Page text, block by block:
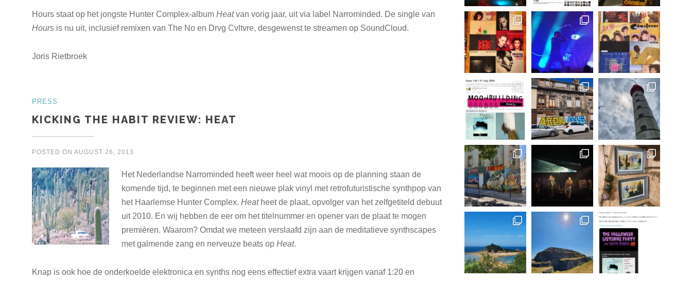
Hours staat op het jongste Hunter Complex-album Heatvan vorig jaar, uit via label Narrominded. De single van
Hours is nu uit, inclusief remixen van The No en Drvg Cvltvre, desgewenst te streamen op SoundCloud.
Joris Rietbroek
PRESS
KICKING THE HABIT REVIEW: HEAT
POSTED ON AUGUST 26, 2013
Het Nederlandse Narrominded heeft weer heel wat moois op de planning staan de
komende tijd, te beginnen met een nieuwe plak vinyl met retrofuturistische synthpop van
het Haarlemse Hunter Complex. Heatheet de plaat, opvolger van het zelfgetiteld debuut
uit 2010. En wij hebben de eer om het titelnummer en opener van de plaat te mogen
premièren. Waarom? Omdat we meteen verslaafd zijn aan de meditatieve synthscapes
met galmende zang en nerveuze beats op Heat.
Knap is ook hoe de onderkoelde elektronica en synths nog eens effectief extra vaart krijgen vanaf 1:20 en